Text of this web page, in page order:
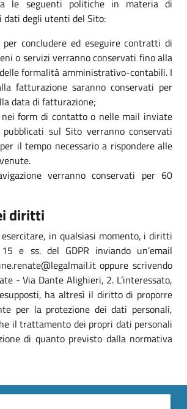
le seguenti politiche in materia di
dati degli utenti del Sito:
concludere ed eseguire contratti di
o servizi verranno conservati fino alla
formalità amministrativo-contabili. I
fatturazione saranno conservati per
data di fatturazione;
form di contatto o nelle mail inviate
sul Sito verranno conservati
il tempo necessario a rispondere alle
verranno conservati per 60
diritti
esercitare, in qualsiasi momento, i diritti
e ss. del GDPR inviando un’email
oppure scrivendo
- Via Dante Alighieri, 2. L’interessato,
ha altresì il diritto di proporre
per la protezione dei dati personali,
il trattamento dei propri dati personali
di quanto previsto dalla normativa